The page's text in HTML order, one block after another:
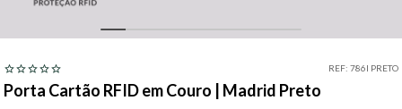
REF: 786I PRETO
Porta Cartão RFID em Couro | Madrid Preto